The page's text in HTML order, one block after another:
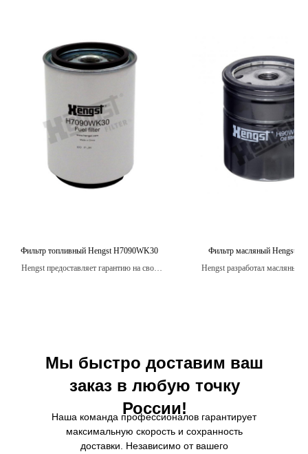
Фильтр топливный Hengst H7090WK30
Hengst предоставляет гарантию на свои
Фильтр масляный Hengst
Hengst разработал масляные
Мы быстро доставим ваш
заказ в любую точку
России!
Наша команда профессионалов гарантирует
максимальную скорость и сохранность
доставки. Независимо от вашего